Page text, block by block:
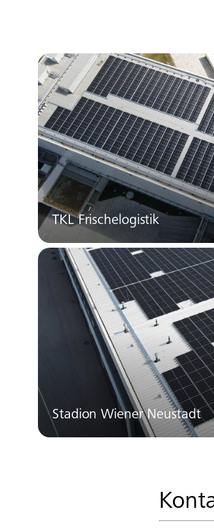
TKL Frischelogistik
Stadion Wiener Neustadt